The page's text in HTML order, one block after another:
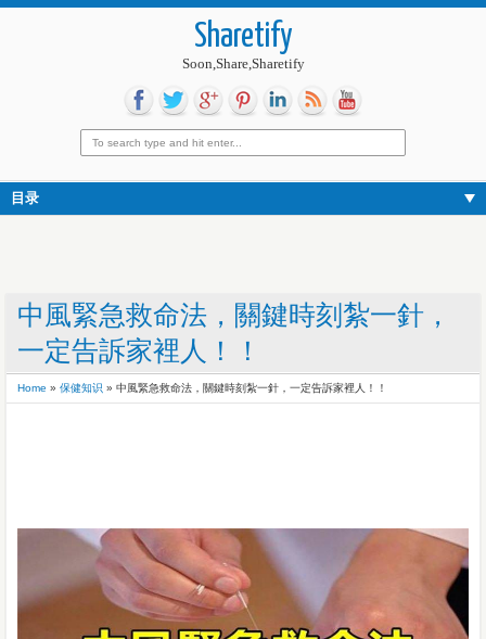
Sharetify
Soon,Share,Sharetify
目录
中風緊急救命法，關鍵時刻紮一針，
一定告訴家裡人！！
Home » 保健知识 » 中風緊急救命法，關鍵時刻紮一針，一定告訴家裡人！！